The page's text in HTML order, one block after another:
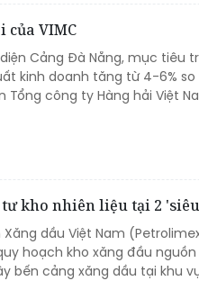
của VIMC
Cảng Đà Nẵng, mục tiêu
kinh doanh tăng từ 4-6%
Tổng công ty Hàng hải Việt
kho nhiên liệu tại 2
Xăng dầu Việt Nam
hoạch kho xăng đầu
bến cảng xăng dầu tại khu